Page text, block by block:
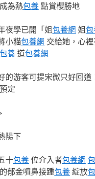
成為熱包養點賞櫻勝地
夜學已開「姐包養網 姐
小貓包養網 交給她，心
包養道包養網
的游客可提宋微只好回道
定
陽下
十包養位介入者包養網
郁金噴鼻接踵包養綻放